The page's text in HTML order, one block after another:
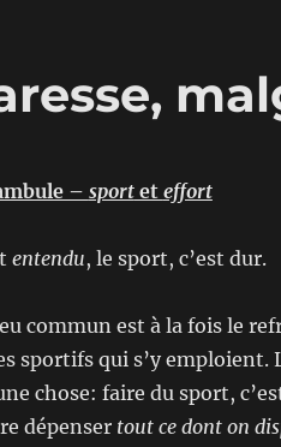
– sportet effort
entendu, le sport, c’est dur.
commun est à la fois le
sportifs qui s’y emploient.
chose: faire du sport,
dépenser tout ce dont on